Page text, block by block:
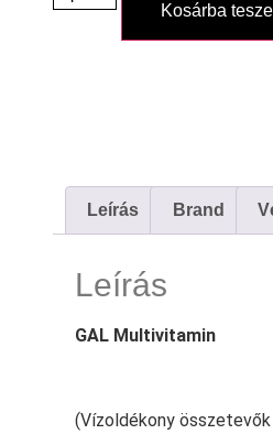
Kosárba
Leírás Brand
Leírás
GAL Multivitamin
(Vízoldékony